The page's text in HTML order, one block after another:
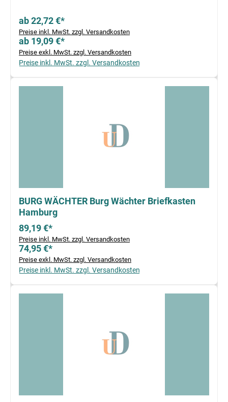
ab 22,72 €*
Preise inkl. MwSt. zzgl. Versandkosten
ab 19,09 €*
Preise exkl. MwSt. zzgl. Versandkosten
Preise inkl. MwSt. zzgl. Versandkosten
BURG WÄCHTER Burg Wächter Briefkasten
Hamburg
89,19 €*
Preise inkl. MwSt. zzgl. Versandkosten
74,95 €*
Preise exkl. MwSt. zzgl. Versandkosten
Preise inkl. MwSt. zzgl. Versandkosten